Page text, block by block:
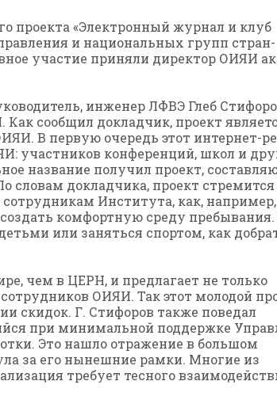
проекта «Электронный журнал и клуб
и национальных групп стран-
участие приняли директор ОИЯИ
инженер ЛФВЭ Глеб
сообщил докладчик, проект
В первую очередь этот интернет-
участников конференций, школ и
название получил проект,
докладчика, проект стремится
Института, как,
комфортную среду
или заняться спортом, как
чем в ЦЕРН, и предлагает не только
ОИЯИ. Так этот молодой
скидок. Г. Стифоров также поведал
при минимальной поддержке
Это нашло отражение в большом
за его нынешние рамки. Многие из
требует тесного